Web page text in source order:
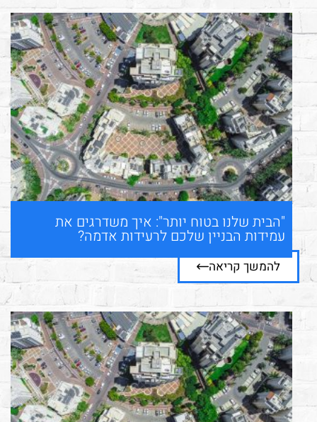
"הבית שלנו בטוח יותר": איך משדרגים את
עמידות הבניין שלכם לרעידות אדמה?
להמשך קריאה